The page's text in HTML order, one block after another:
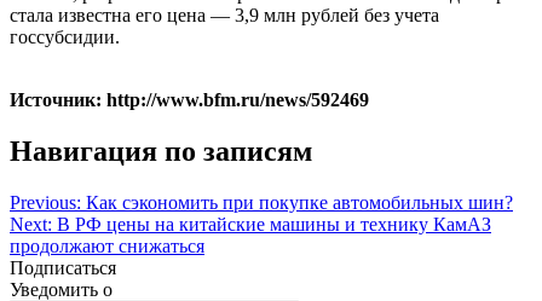
стала известна его цена — 3,9 млн рублей без учета
госсубсидии.
Источник: http://www.bfm.ru/news/592469
Навигация по записям
Previous: Как сэкономить при покупке автомобильных шин?
Next: В РФ цены на китайские машины и технику КамАЗ
продолжают снижаться
Подписаться
Уведомить о